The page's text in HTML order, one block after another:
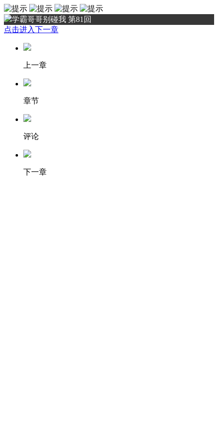
学霸哥哥别碰我 第81回
点击进入下一章
上一章
章节
评论
下一章